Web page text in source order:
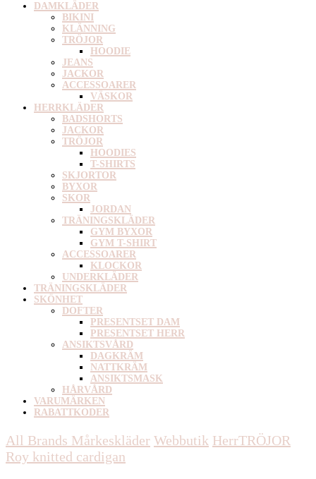
DAMKLÄDER
BIKINI
KLÄNNING
TRÖJOR
HOODIE
JEANS
JACKOR
ACCESSOARER
VÄSKOR
HERRKLÄDER
BADSHORTS
JACKOR
TRÖJOR
HOODIES
T-SHIRTS
SKJORTOR
BYXOR
SKOR
JORDAN
TRÄNINGSKLÄDER
GYM BYXOR
GYM T-SHIRT
ACCESSOARER
KLOCKOR
UNDERKLÄDER
TRÄNINGSKLÄDER
SKÖNHET
DOFTER
PRESENTSET DAM
PRESENTSET HERR
ANSIKTSVÅRD
DAGKRÄM
NATTKRÄM
ANSIKTSMASK
HÅRVÅRD
VARUMÄRKEN
RABATTKODER
All Brands Mårkeskläder Webbutik HerrTRÖJOR
Roy knitted cardigan